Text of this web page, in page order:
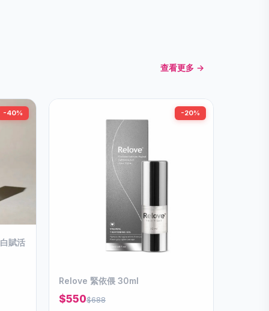
查看更多 →
-40%
賦活
-20%
Relove 緊依偎 30ml
$550$688